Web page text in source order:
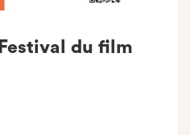
du film